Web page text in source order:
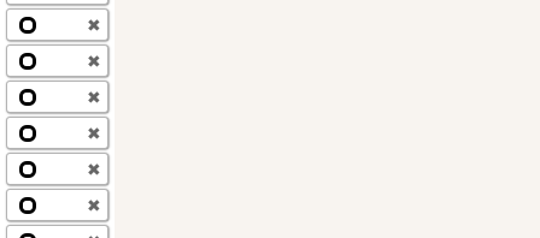
✖
✖
✖
✖
✖
✖